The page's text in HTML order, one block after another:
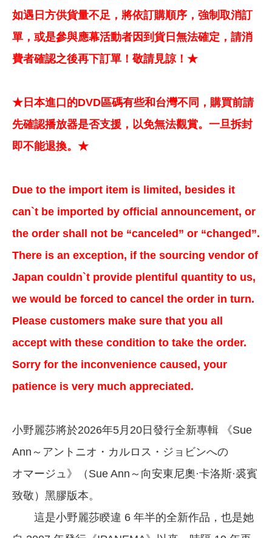
如遇日方供貨量不足，將依訂購順序，強制取消訂
單，或是參與應幕活動者因到貨日無法確定，請消
費者確認之後再下訂單！敬請見諒！★
★日本進口的DVD區碼有些和台灣不同，購買前請
先確認播放器是否支援，以免無法觀賞。一旦拆封
即不能退換。★
Due to the import item is limited, besides it
can`t be imported by official announcement, or
the order shall not be “canceled” or “changed”.
There is an exception, if the sourcing vendor of
Japan couldn`t provide plentiful quantity to us,
we would be forced to cancel the order in turn.
Please customers make sure that you all
accept with these condition to take the order.
Sorry for the inconvenience caused, your
patience is very much appreciated.
小野麗莎將於2026年5月20日發行全新專輯 《Sue
Ann～アントニオ・カルロス・ジョビンへの
オマージュ》（Sue Ann～向安東尼奧·卡洛斯·裘賓
致敬）黑膠版本。
這是小野麗莎睽違 6 年半的全新作品，也是她